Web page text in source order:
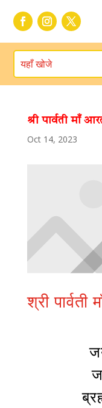
श्री पार्वती माँ
Oct 14, 2023
श्री पार्वती